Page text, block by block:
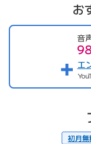
お
音
エ
初月無